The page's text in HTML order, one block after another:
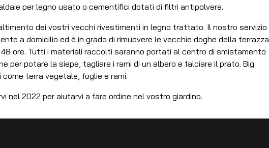
per legno usato o cementifici dotati di filtri antipolvere.
dei vostri vecchi rivestimenti in legno trattato. Il nostro servizio
a domicilio ed è in grado di rimuovere le vecchie doghe della terrazza
48 ore. Tutti i materiali raccolti saranno portati al centro di smistamento
per potare la siepe, tagliare i rami di un albero e falciare il prato. Big
terra vegetale, foglie e rami.
nel 2022 per aiutarvi a fare ordine nel vostro giardino.